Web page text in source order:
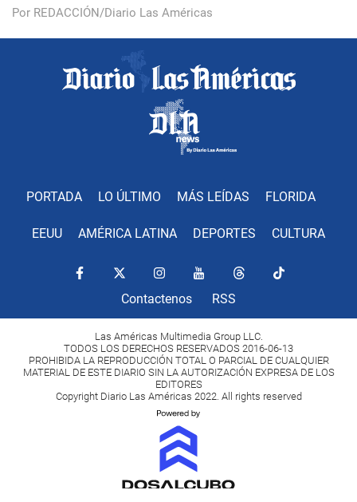
Por REDACCIÓN/Diario Las Américas
PORTADA LO ÚLTIMO MÁS LEÍDAS FLORIDA
EEUU AMÉRICA LATINA DEPORTES CULTURA
Contactenos RSS
Las Américas Multimedia Group LLC.
TODOS LOS DERECHOS RESERVADOS 2016-06-13
PROHIBIDA LA REPRODUCCIÓN TOTAL O PARCIAL DE CUALQUIER
MATERIAL DE ESTE DIARIO SIN LA AUTORIZACIÓN EXPRESA DE LOS
EDITORES
Copyright Diario Las Américas 2022. All rights reserved